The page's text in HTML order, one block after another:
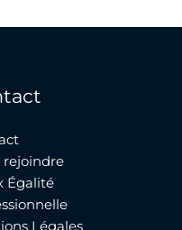
rejoindre
Égalité
Légales